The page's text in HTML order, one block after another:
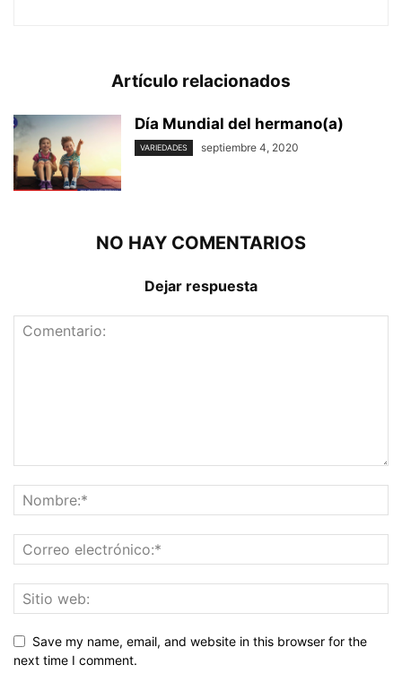
Artículo relacionados
Día Mundial del hermano(a)
VARIEDADES septiembre 4, 2020
NO HAY COMENTARIOS
Dejar respuesta
Save my name, email, and website in this browser for the
next time I comment.